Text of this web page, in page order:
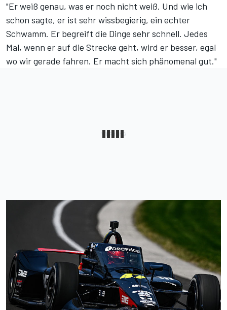
"Er weiß genau, was er noch nicht weiß. Und wie ich
schon sagte, er ist sehr wissbegierig, ein echter
Schwamm. Er begreift die Dinge sehr schnell. Jedes
Mal, wenn er auf die Strecke geht, wird er besser, egal
wo wir gerade fahren. Er macht sich phänomenal gut."